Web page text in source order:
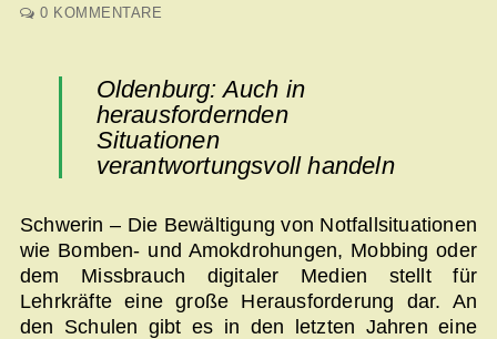
0 KOMMENTARE
Oldenburg: Auch in
herausfordernden
Situationen
verantwortungsvoll handeln
Schwerin – Die Bewältigung von Notfallsituationen
wie Bomben- und Amokdrohungen, Mobbing oder
dem Missbrauch digitaler Medien stellt für
Lehrkräfte eine große Herausforderung dar. An
den Schulen gibt es in den letzten Jahren eine